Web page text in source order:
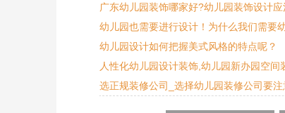
广东幼儿园装饰哪家好?幼儿园装饰设计
幼儿园也需要进行设计！为什么我们需要
幼儿园设计如何把握美式风格的特点呢？
人性化幼儿园设计装饰,幼儿园新办园空间
选正规装修公司_选择幼儿园装修公司要注